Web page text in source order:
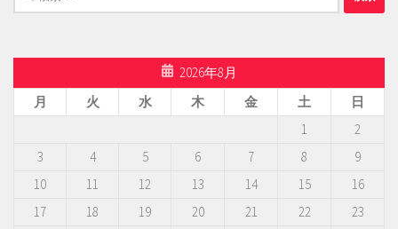
索:
2026年8月
月
火 水 木 金 土
日
1
2
3
4 5 6 7 8
9
10
11 12 13 14 15
16
17
18 19 20 21 22
23